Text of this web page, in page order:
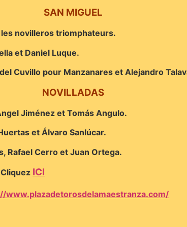
SAN MIGUEL
novilleros triomphateurs.
et Daniel Luque.
Cuvillo pour Manzanares et Alejandro
NOVILLADAS
Jiménez et Tomás Angulo.
et Álvaro Sanlúcar.
Rafael Cerro et Juan Ortega.
ICI
www.plazadetorosdelamaestranza.com/